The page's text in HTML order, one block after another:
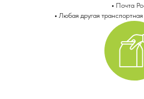
• Почта
• Любая другая